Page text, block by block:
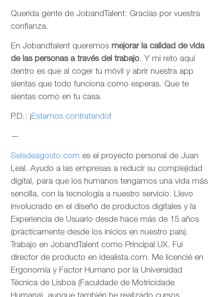
Querida gente de JobandTalent: Gracias por vuestra
confianza.
En Jobandtalent queremos mejorar la calidad de vida
de las personas a través del trabajo. Y mi reto aquí
dentro es que al coger tu móvil y abrir nuestra app
sientas que todo funciona como esperas. Que te
sientas como en tu casa.
P.D.: ¡Estamos contratando!
—
Seisdeagosto.com es el proyecto personal de Juan
Leal. Ayudo a las empresas a reducir su complejidad
digital, para que los humanos tengamos una vida más
sencilla, con la tecnología a nuestro servicio. Llevo
involucrado en el diseño de productos digitales y la
Experiencia de Usuario desde hace más de 15 años
(prácticamente desde los inicios en nuestro país).
Trabajo en JobandTalent como Principal UX. Fui
director de producto en idealista.com. Me licencié en
Ergonomía y Factor Humano por la Universidad
Técnica de Lisboa (Faculdade de Motricidade